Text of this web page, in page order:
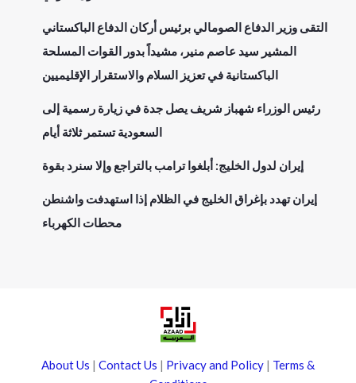
التقى وزير الدفاع الصومالي برئيس أركان الدفاع الباكستاني
المشير سيد عاصم منير، مشيداً بدور القوات المسلحة
الباكستانية في تعزيز السلام والاستقرار الإقليميين
رئيس الوزراء شهباز شريف يصل جدة في زيارة رسمية إلى
السعودية تستمر ثلاثة أيام
إيران لدول الخليج: أبلغوا ترامب بالتراجع وإلا سنرد بقوة
إيران تهدد بإغراق الخليج في الظلام إذا استهدفت واشنطن
محطات الكهرباء
About Us | Contact Us | Privacy and Policy | Terms &